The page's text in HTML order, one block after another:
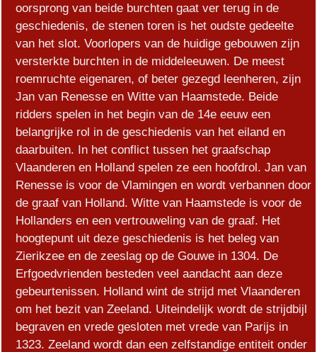
oorsprong van beide burchten gaat ver terug in de
geschiedenis, de stenen toren is het oudste gedeelte
van het slot. Voorlopers van de huidige gebouwen zijn
versterkte burchten in de middeleeuwen. De meest
roemruchte eigenaren, of beter gezegd leenheren, zijn
Jan van Renesse en Witte van Haamstede. Beide
ridders spelen in het begin van de 14e eeuw een
belangrijke rol in de geschiedenis van het eiland en
daarbuiten. In het conflict tussen het graafschap
Vlaanderen en Holland spelen ze een hoofdrol. Jan van
Renesse is voor de Vlamingen en wordt verbannen door
de graaf van Holland. Witte van Haamstede is voor de
Hollanders en een vertrouweling van de graaf. Het
hoogtepunt uit deze geschiedenis is het beleg van
Zierikzee en de zeeslag op de Gouwe in 1304. De
Erfgoedvrienden besteden veel aandacht aan deze
gebeurtenissen. Holland wint de strijd met Vlaanderen
om het bezit van Zeeland. Uiteindelijk wordt de strijdbijl
begraven en vrede gesloten met vrede van Parijs in
1323. Zeeland wordt dan een zelfstandige entiteit onder